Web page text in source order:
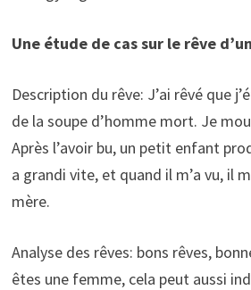
Une étude de cas sur le rêve
Description du rêve: J’ai rêvé que
de la soupe d’homme mort. Je
Après l’avoir bu, un petit enfant
a grandi vite, et quand il m’a vu, il
mère.
Analyse des rêves: bons rêves,
êtes une femme, cela peut aussi